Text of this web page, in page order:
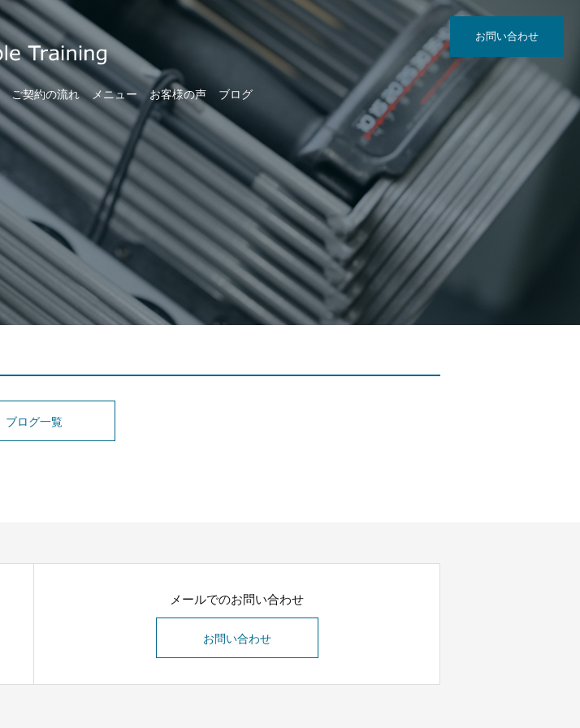
ご契約の流れ メニュー お客様の声 ブログ
お問い合わせ
ブログ一覧
メールでのお問い合わせ
お問い合わせ